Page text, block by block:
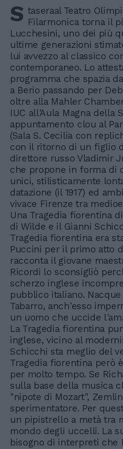
S taseraal Teatro
Filarmonica torna il
Lucchesini, uno dei più
ultime generazioni
lui avvezzo al classico
contemporaneo. Lo
programma che spazia
a Berio passando per
oltre alla Mahler
IUC all'Aula Magna della
appuntamento clou al
(Sala S. Cecilia con
con il ritorno di un figlio
direttore russo Vladimir
che propone in forma di
unici, stilisticamente
datazione (il 1917) ed
vivace Firenze tra
Una Tragedia fiorentina
di Wilde e il Gianni
Tragedia fiorentina era
Puccini per il primo atto
racconta il giovane
Ricordi lo sconsigliò
scherzo inglese
pubblico italiano.
Tabarro, anch'esso
un uomo che uccide
La Tragedia fiorentina
inglese, vicino al
Schicchi sta meglio del
Tragedia fiorentina però
per molto tempo. Se
sulla base della musica
"nipote di Mozart",
sperimentatore. Per
un pipistrello a metà tra
mondo degli uccelli. La
bisogno di interpreti che